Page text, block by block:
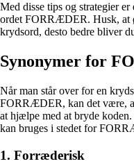
Med disse tips og strategier
ordet FORRÆDER. Husk, at
krydsord, desto bedre bliver
Synonymer for
Når man står over for en
FORRÆDER, kan det være,
at hjælpe med at bryde
kan bruges i stedet for
1. Forræderisk